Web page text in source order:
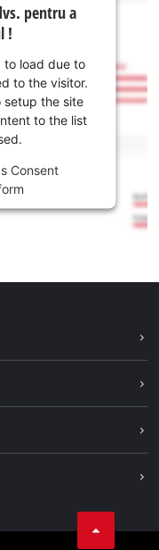
pentru a
!
to load due to
to the visitor.
setup the site
to the list
Consent